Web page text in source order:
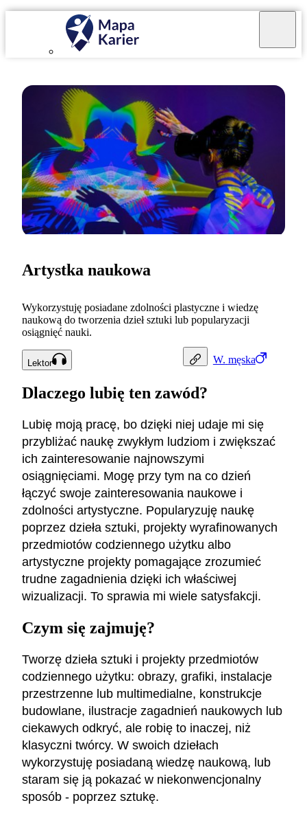
W. męska
Artystka naukowa
Wykorzystuję posiadane zdolności plastyczne i wiedzę
naukową do tworzenia dzieł sztuki lub popularyzacji
osiągnięć nauki.
Lektor
Dlaczego lubię ten zawód?
Lubię moją pracę, bo dzięki niej udaje mi się
przybliżać naukę zwykłym ludziom i zwiększać
ich zainteresowanie najnowszymi
osiągnięciami. Mogę przy tym na co dzień
łączyć swoje zainteresowania naukowe i
zdolności artystyczne. Popularyzuję naukę
poprzez dzieła sztuki, projekty wyrafinowanych
przedmiotów codziennego użytku albo
artystyczne projekty pomagające zrozumieć
trudne zagadnienia dzięki ich właściwej
wizualizacji. To sprawia mi wiele satysfakcji.
Czym się zajmuję?
Tworzę dzieła sztuki i projekty przedmiotów
codziennego użytku: obrazy, grafiki, instalacje
przestrzenne lub multimedialne, konstrukcje
budowlane, ilustracje zagadnień naukowych lub
ciekawych odkryć, ale robię to inaczej, niż
klasyczni twórcy. W swoich dziełach
wykorzystuję posiadaną wiedzę naukową, lub
staram się ją pokazać w niekonwencjonalny
sposób - poprzez sztukę.